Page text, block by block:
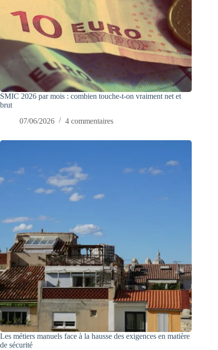
SMIC 2026 par mois : combien touche-t-on vraiment net et
brut
07/06/2026
4 commentaires
Les métiers manuels face à la hausse des exigences en matière
de sécurité